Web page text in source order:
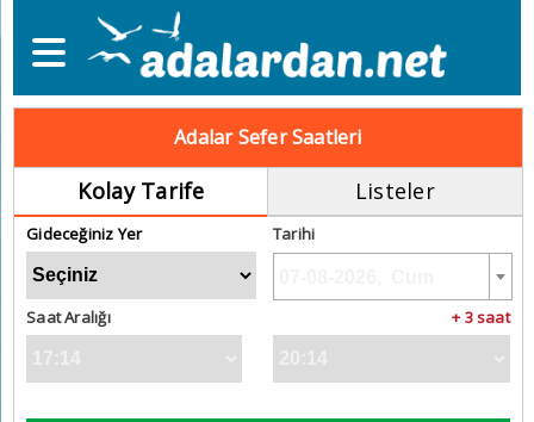
Adalar Sefer Saatleri
Kolay Tarife Listeler
Gideceğiniz Yer Tarihi
Saat Aralığı + 3 saat